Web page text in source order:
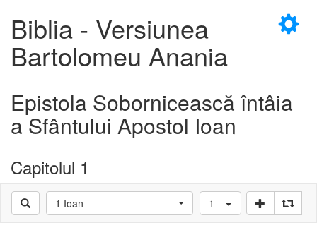
×
Biblia - Versiunea
Bartolomeu Anania
Epistola Sobornicească întâia
a Sfântului Apostol Ioan
Capitolul 1
1 Ioan 1